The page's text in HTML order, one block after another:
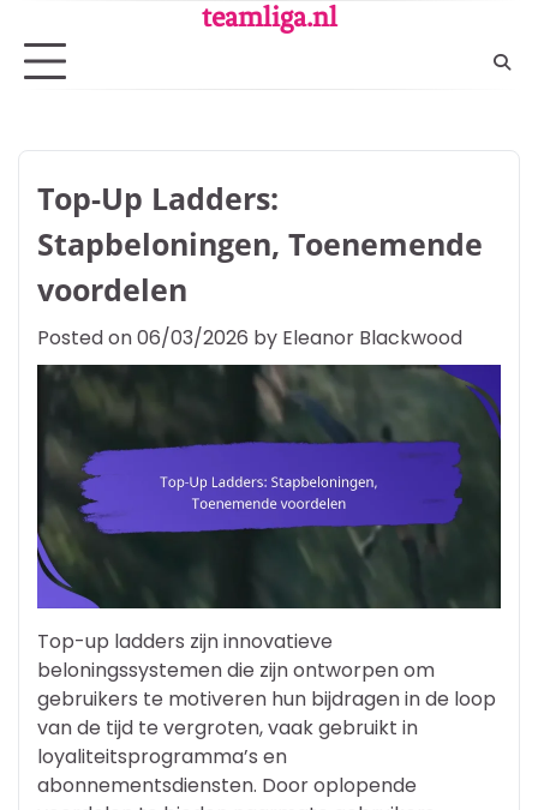
content
teamliga.nl
Top-Up Ladders:
Stapbeloningen, Toenemende
voordelen
Posted on06/03/2026 by Eleanor Blackwood
Top-up ladders zijn innovatieve
beloningssystemen die zijn ontworpen om
gebruikers te motiveren hun bijdragen in de loop
van de tijd te vergroten, vaak gebruikt in
loyaliteitsprogramma’s en
abonnementsdiensten. Door oplopende